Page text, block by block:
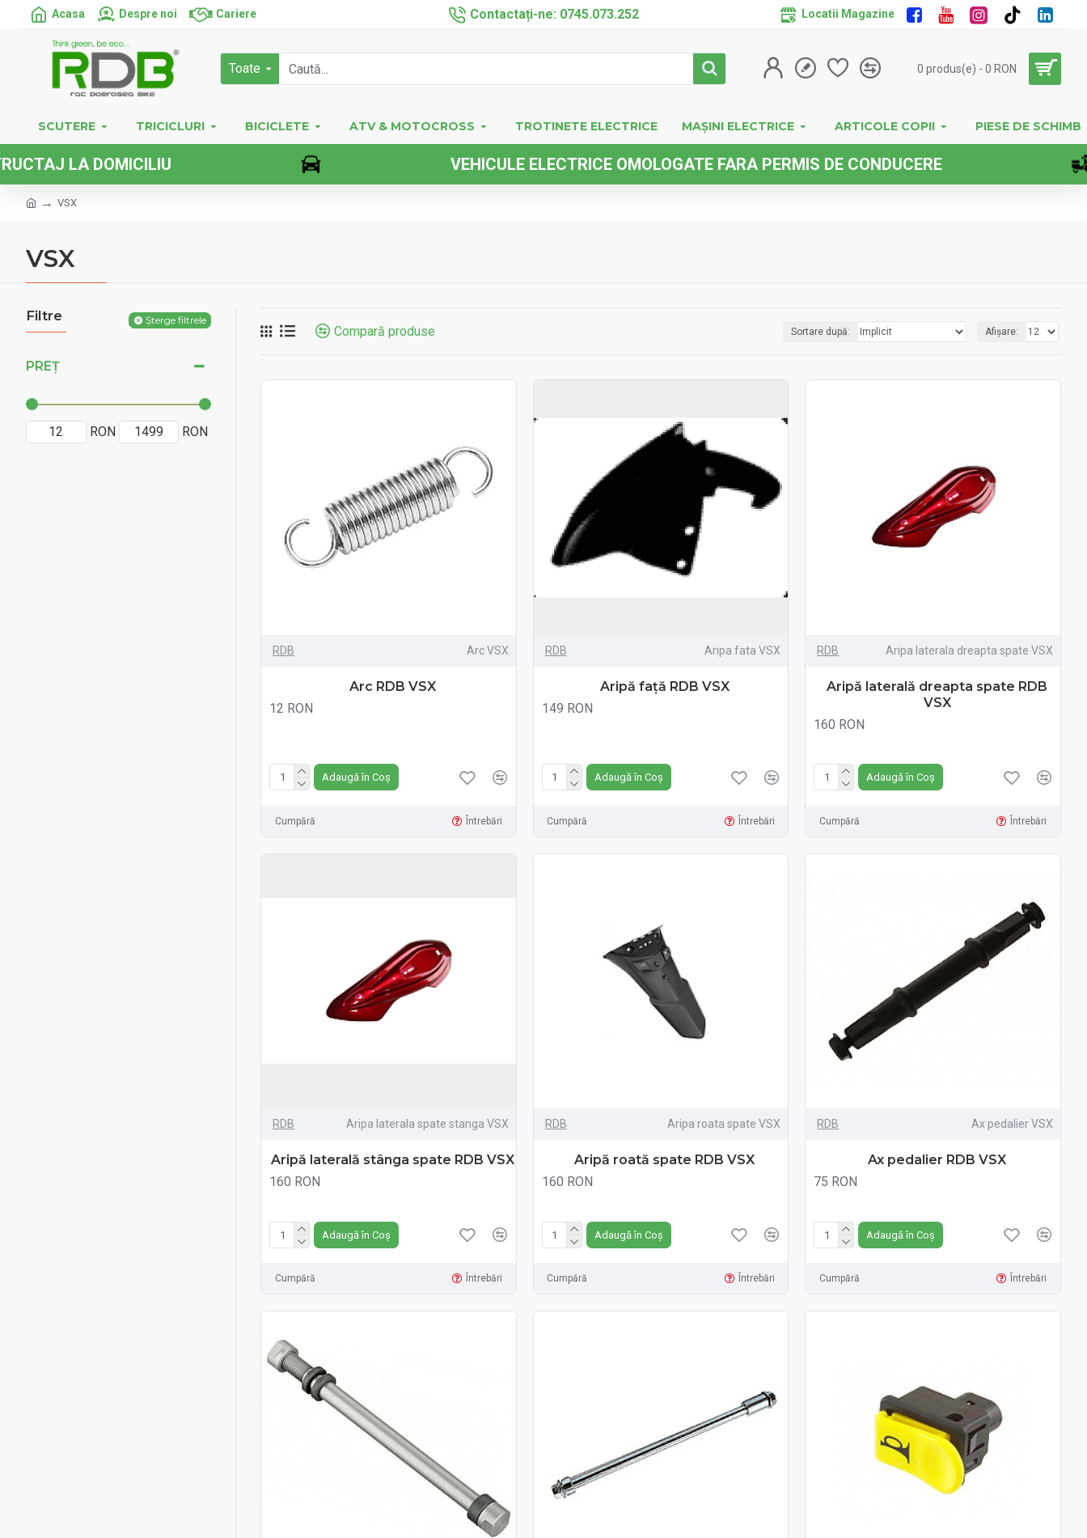
Acasa Despre noi Cariere Contactați-ne: 0745.073.252 Locatii Magazine
Toate 0 produs(e) - 0 RON
SCUTERE TRICICLURI BICICLETE ATV & MOTOCROSS TROTINETE ELECTRICE MAȘINI ELECTRICE ARTICOLE COPII PIESE DE SCHIMB
VEHICULE ELECTRICE OMOLOGATE FARA PERMIS DE CONDUCERE
VSX
VSX
Filtre Șterge filtrele
PREȚ
RON RON
Compară produse Sortare după: Afișare:
RDB Arc VSX
Arc RDB VSX
12 RON
Adaugă în Coș
Cumpără Întrebări
RDB Aripa fata VSX
Aripă față RDB VSX
149 RON
Adaugă în Coș
Cumpără Întrebări
RDB Aripa laterala dreapta spate VSX
Aripă laterală dreapta spate RDB
VSX
160 RON
Adaugă în Coș
Cumpără Întrebări
RDB Aripa laterala spate stanga VSX
Aripă laterală stânga spate RDB VSX
160 RON
Adaugă în Coș
Cumpără Întrebări
RDB Aripa roata spate VSX
Aripă roată spate RDB VSX
160 RON
Adaugă în Coș
Cumpără Întrebări
RDB Ax pedalier VSX
Ax pedalier RDB VSX
75 RON
Adaugă în Coș
Cumpără Întrebări